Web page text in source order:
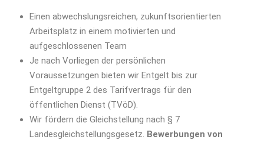
Einen abwechslungsreichen, zukunftsorientierten
Arbeitsplatz in einem motivierten und
aufgeschlossenen Team
Je nach Vorliegen der persönlichen
Voraussetzungen bieten wir Entgelt bis zur
Entgeltgruppe 2 des Tarifvertrags für den
öffentlichen Dienst (TVöD).
Wir fördern die Gleichstellung nach § 7
Landesgleichstellungsgesetz. Bewerbungen von